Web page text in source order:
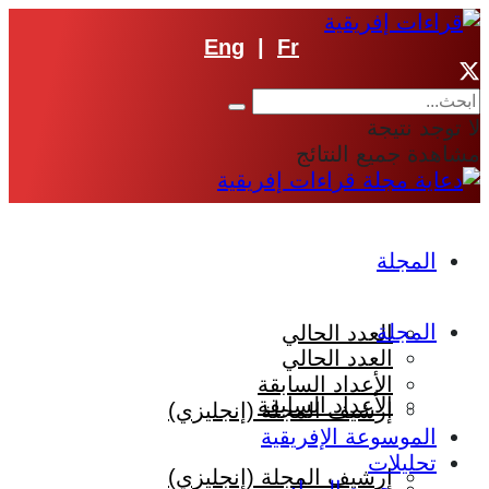
Eng Fr
لا توجد نتيجة
مشاهدة جميع النتائج
المجلة
العدد الحالي
الأعداد السابقة
إرشيف المجلة (إنجليزي)
المجلة
العدد الحالي
الأعداد السابقة
إرشيف المجلة (إنجليزي)
الموسوعة الإفريقية
تحليلات